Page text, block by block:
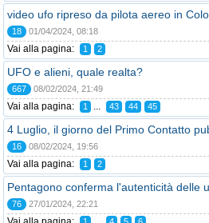
video ufo ripreso da pilota aereo in
18 01/04/2024, 08:18
Vai alla pagina: 1 2
UFO e alieni, quale realta?
667 08/02/2024, 21:49
Vai alla pagina: 1 ... 43 44 45
4 Luglio, il giorno del Primo Contatto
16 08/02/2024, 19:56
Vai alla pagina: 1 2
Pentagono conferma l'autenticità delle
76 27/01/2024, 22:21